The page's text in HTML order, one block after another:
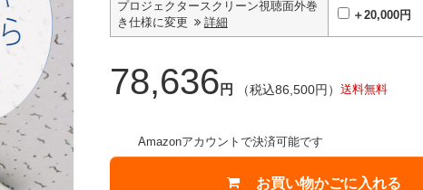
プロジェクタースクリーン視聴面外巻
き仕様に変更
詳細 ＋20,000円
78,636 円 （税込86,500円） 送料無料
Amazonアカウントで決済可能です